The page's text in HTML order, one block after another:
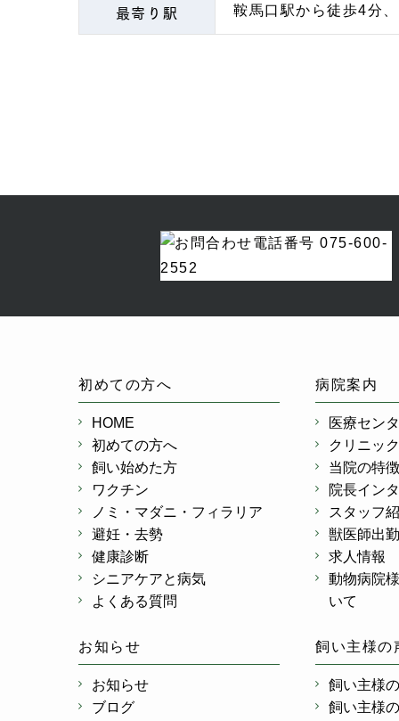
最寄り駅 鞍馬口駅から徒歩4分
初めての方へ
HOME
初めての方へ
飼い始めた方
ワクチン
ノミ・マダニ・フィラリア
避妊・去勢
健康診断
シニアケアと病気
よくある質問
病院案内
医療セン
クリニッ
当院の特徴
院長イン
スタッフ
獣医師出
求人情報
動物病院
いて
お知らせ
お知らせ
ブログ
飼い主様の
飼い主様
飼い主様